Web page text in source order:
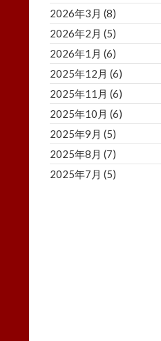
2026年3月 (8)
2026年2月 (5)
2026年1月 (6)
2025年12月 (6)
2025年11月 (6)
2025年10月 (6)
2025年9月 (5)
2025年8月 (7)
2025年7月 (5)